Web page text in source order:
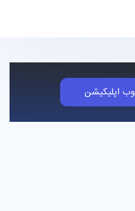
وب اپلیکیشن